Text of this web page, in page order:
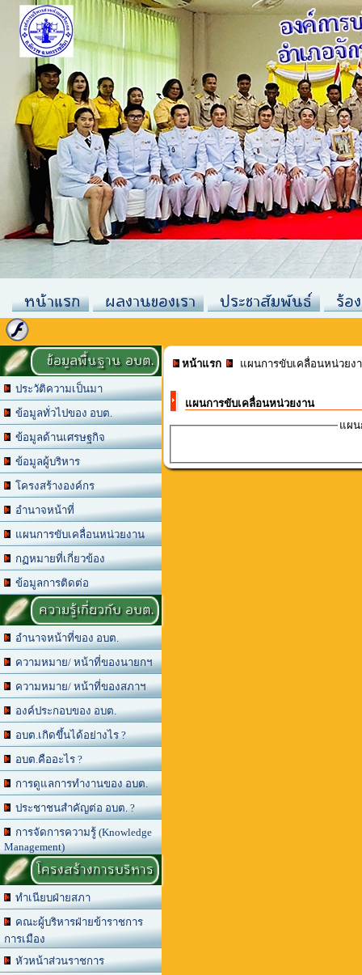
หน้าแรก ผลงานของเรา ประชาสัมพันธ์ ร้อ
ข้อมูลพื้นฐาน อบต.
ประวัติความเป็นมา
ข้อมูลทั่วไปของ อบต.
ข้อมูลด้านเศรษฐกิจ
ข้อมูลผู้บริหาร
โครงสร้างองค์กร
อำนาจหน้าที่
แผนการขับเคลื่อนหน่วยงาน
กฏหมายที่เกี่ยวข้อง
ข้อมูลการติดต่อ
ความรู้เกี่ยวกับ อบต.
อำนาจหน้าที่ของ อบต.
ความหมาย/ หน้าที่ของนายกฯ
ความหมาย/ หน้าที่ของสภาฯ
องค์ประกอบของ อบต.
อบต.เกิดขึ้นได้อย่างไร ?
อบต.คืออะไร ?
การดูแลการทำงานของ อบต.
ประชาชนสำคัญต่อ อบต. ?
การจัดการความรู้ (Knowledge
Management)
โครงสร้างการบริหาร
ทำเนียบฝ่ายสภา
คณะผู้บริหารฝ่ายข้าราชการ
การเมือง
หัวหน้าส่วนราชการ
หน้าแรก แผนการขับเคลื่อนหน่วยง
แผนการขับเคลื่อนหน่วยงาน
แผน